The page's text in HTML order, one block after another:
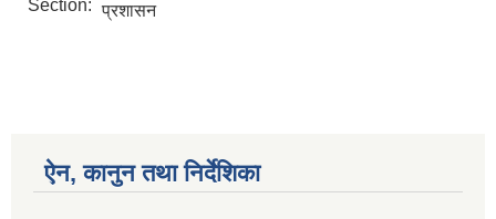
Section: प्रशासन
ऐन, कानुन तथा निर्देशिका